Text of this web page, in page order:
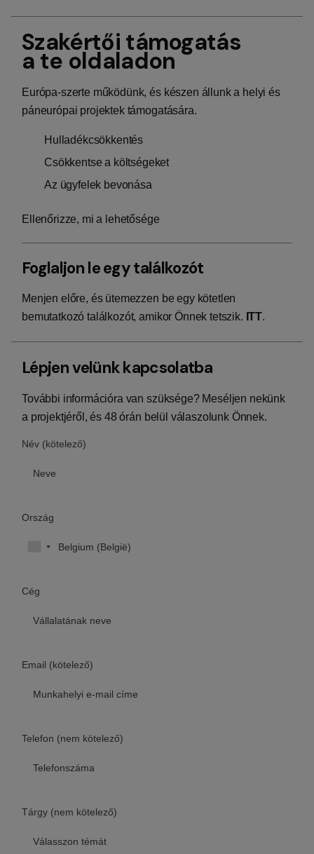
Szakértői támogatás
a te oldaladon
Európa-szerte működünk, és készen állunk a helyi és
páneurópai projektek támogatására.
Hulladékcsökkentés
Csökkentse a költségeket
Az ügyfelek bevonása
Ellenőrizze, mi a lehetősége
Foglaljon le egy találkozót
Menjen előre, és ütemezzen be egy kötetlen
bemutatkozó találkozót, amikor Önnek tetszik. ITT.
Lépjen velünk kapcsolatba
További információra van szüksége? Meséljen nekünk
a projektjéről, és 48 órán belül válaszolunk Önnek.
Név (kötelező)
Ország
Cég
Email (kötelező)
Telefon (nem kötelező)
Tárgy (nem kötelező)